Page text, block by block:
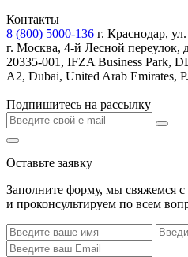
Контакты
8 (800) 5000-136 г. Краснодар,
г. Москва, 4-й Лесной переулок,
20335-001, IFZA Business Park,
A2, Dubai, United Arab Emirates,
Подпишитесь на рассылку
Оставьте заявку
Заполните форму, мы свяжемся с
и проконсультируем по всем